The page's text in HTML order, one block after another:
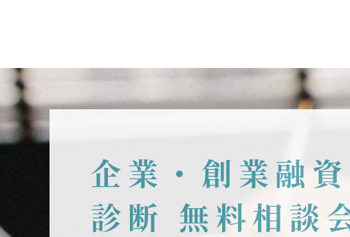
企業・創業融
診断 無料相談